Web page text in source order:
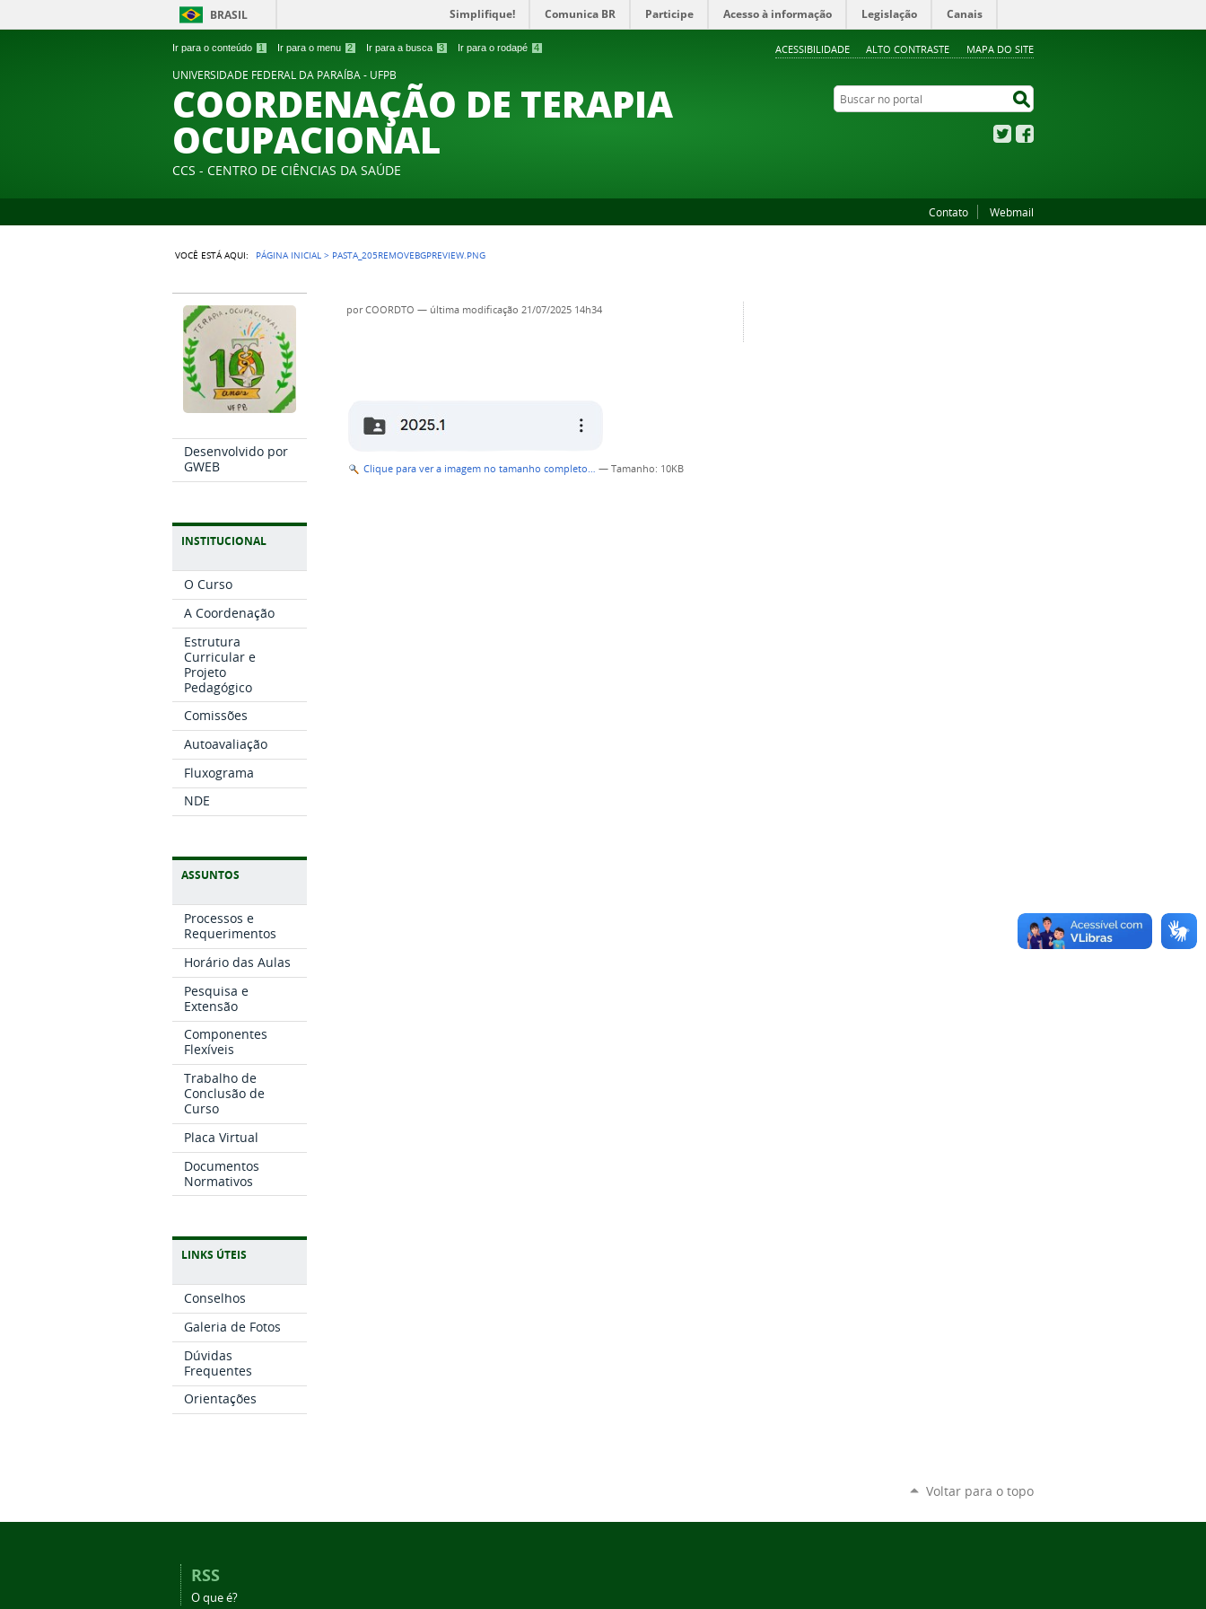
Ir para o conteúdo 1 Ir para o menu 2 Ir para a busca 3 Ir para o rodapé 4 ACESSIBILIDADE ALTO CONTRASTE MAPA DO SITE
BRASIL Simplifique! Comunica BR Participe Acesso à informação Legislação Canais
UNIVERSIDADE FEDERAL DA PARAÍBA - UFPB
COORDENAÇÃO DE TERAPIA
OCUPACIONAL
CCS - CENTRO DE CIÊNCIAS DA SAÚDE
Buscar no portal
Twitter
Contato Webmail
VOCÊ ESTÁ AQUI: PÁGINA INICIAL > PASTA_205REMOVEBGPREVIEW.PNG
Desenvolvido por
GWEB
INSTITUCIONAL
O Curso
A Coordenação
Estrutura
Curricular e
Projeto
Pedagógico
Comissões
Autoavaliação
Fluxograma
NDE
ASSUNTOS
Processos e
Requerimentos
Horário das Aulas
Pesquisa e
Extensão
Componentes
Flexíveis
Trabalho de
Conclusão de
Curso
Placa Virtual
Documentos
Normativos
LINKS ÚTEIS
Conselhos
Galeria de Fotos
Dúvidas
Frequentes
Orientações
porCOORDTO — última modificação 21/07/2025 14h34
Clique para ver a imagem no tamanho completo… —Tamanho: 10KB
Voltar para o topo
RSS
O que é?